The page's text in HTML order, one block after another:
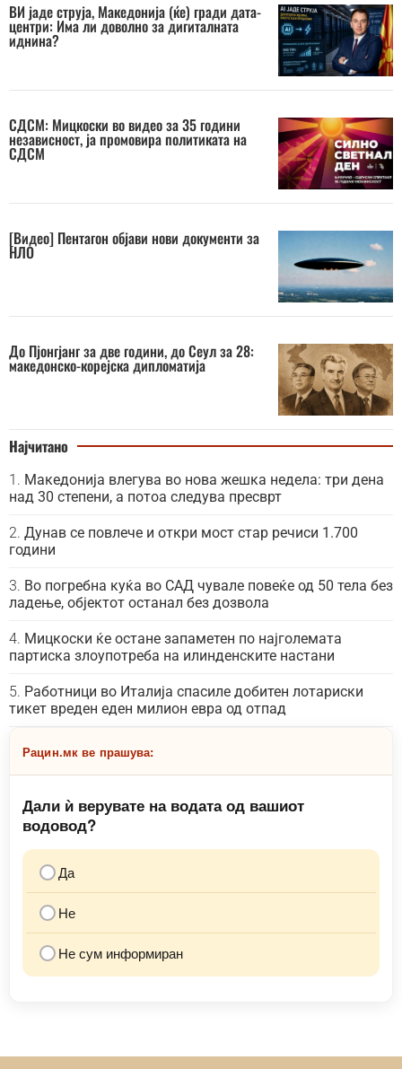
ВИ јаде струја, Македонија (ќе) гради дата-
центри: Има ли доволно за дигиталната
иднина?
СДСМ: Мицкоски во видео за 35 години
независност, ја промовира политиката на
СДСМ
[Видео] Пентагон објави нови документи за
НЛО
До Пјонгјанг за две години, до Сеул за 28:
македонско-корејска дипломатија
Најчитано
Македонија влегува во нова жешка недела: три дена
над 30 степени, а потоа следува пресврт
Дунав се повлече и откри мост стар речиси 1.700
години
Во погребна куќа во САД чувале повеќе од 50 тела без
ладење, објектот останал без дозвола
Мицкоски ќе остане запаметен по најголемата
партиска злоупотреба на илинденските настани
Работници во Италија спасиле добитен лотариски
тикет вреден еден милион евра од отпад
Рацин.мк ве прашува:
Дали ѝ верувате на водата од вашиот
водовод?
Да
Не
Не сум информиран